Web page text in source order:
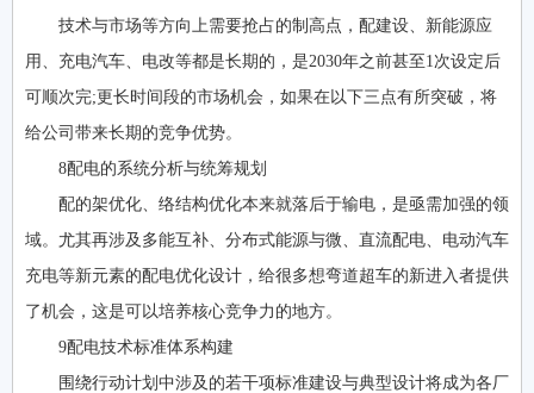
技术与市场等方向上需要抢占的制高点，配建设、新能源应
用、充电汽车、电改等都是长期的，是2030年之前甚至1次设定后
可顺次完;更长时间段的市场机会，如果在以下三点有所突破，将
给公司带来长期的竞争优势。
8配电的系统分析与统筹规划
配的架优化、络结构优化本来就落后于输电，是亟需加强的领
域。尤其再涉及多能互补、分布式能源与微、直流配电、电动汽车
充电等新元素的配电优化设计，给很多想弯道超车的新进入者提供
了机会，这是可以培养核心竞争力的地方。
9配电技术标准体系构建
围绕行动计划中涉及的若干项标准建设与典型设计将成为各厂